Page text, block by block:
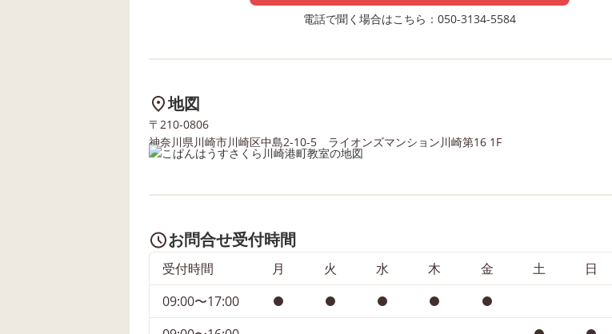
電話で聞く場合はこちら：050-3134-5584
地図
〒210-0806
神奈川県川崎市川崎区中島2-10-5 ライオンズマンション川崎第16 1F
お問合せ受付時間
受付時間 月 火 水 木 金 土 日
09:00〜17:00